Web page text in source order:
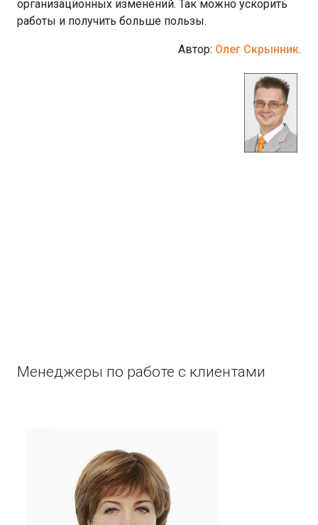
организационных изменений. Так можно ускорить
работы и получить больше пользы.
Автор: Олег Скрынник.
Менеджеры по работе с клиентами